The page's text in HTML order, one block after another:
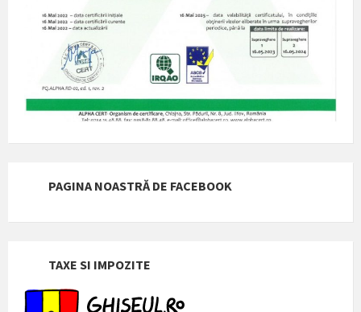
PAGINA NOASTRĂ DE FACEBOOK
TAXE SI IMPOZITE